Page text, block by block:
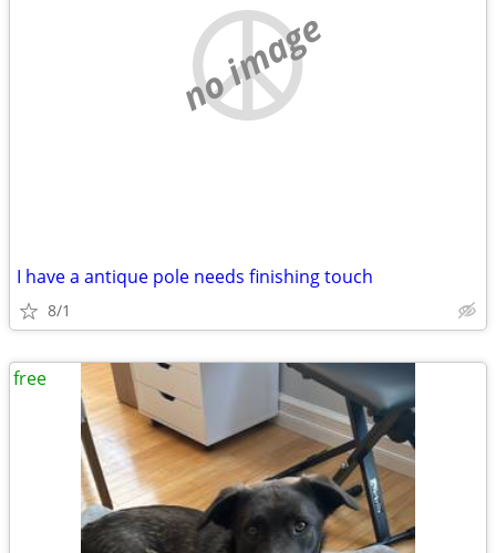
no image
I have a antique pole needs finishing touch
8/1
free